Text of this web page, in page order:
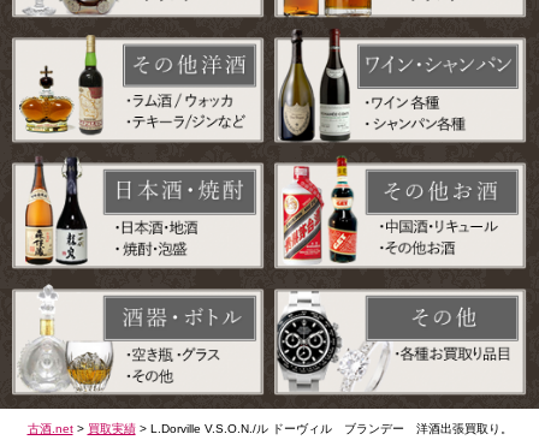
古酒.net> 買取実績> L.Dorville V.S.O.N./ル ドーヴィル ブランデー 洋酒出張買取り。